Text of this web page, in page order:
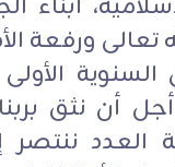
تعالى ورفعة
أن نثق
العدد ننتصر